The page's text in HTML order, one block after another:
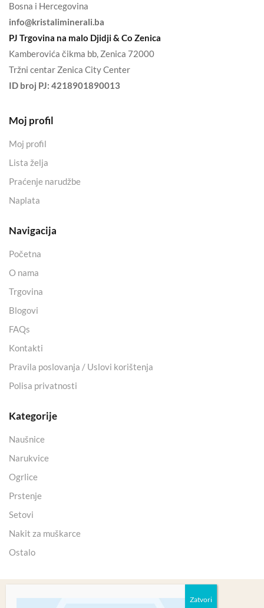
Bosna i Hercegovina
info@kristaliminerali.ba
PJ Trgovina na malo Djidji & Co Zenica
Kamberovića čikma bb, Zenica 72000
Tržni centar Zenica City Center
ID broj PJ: 4218901890013
Moj profil
Moj profil
Lista želja
Praćenje narudžbe
Naplata
Navigacija
Početna
O nama
Trgovina
Blogovi
FAQs
Kontakti
Pravila poslovanja / Uslovi korištenja
Polisa privatnosti
Kategorije
Naušnice
Narukvice
Ogrlice
Prstenje
Setovi
Nakit za muškarce
Ostalo